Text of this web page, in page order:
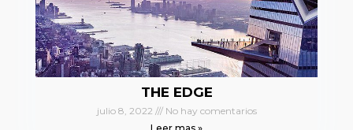
THE EDGE
julio 8, 2022
No hay comentarios